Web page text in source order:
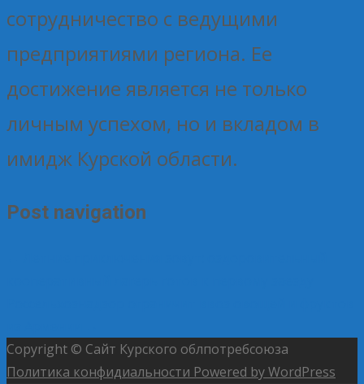
сотрудничество с ведущими
предприятиями региона. Ее
достижение является не только
личным успехом, но и вкладом в
имидж Курской области.
Post navigation
Copyright © Сайт Курского облпотребсоюза
Политика конфидиальности Powered by WordPress